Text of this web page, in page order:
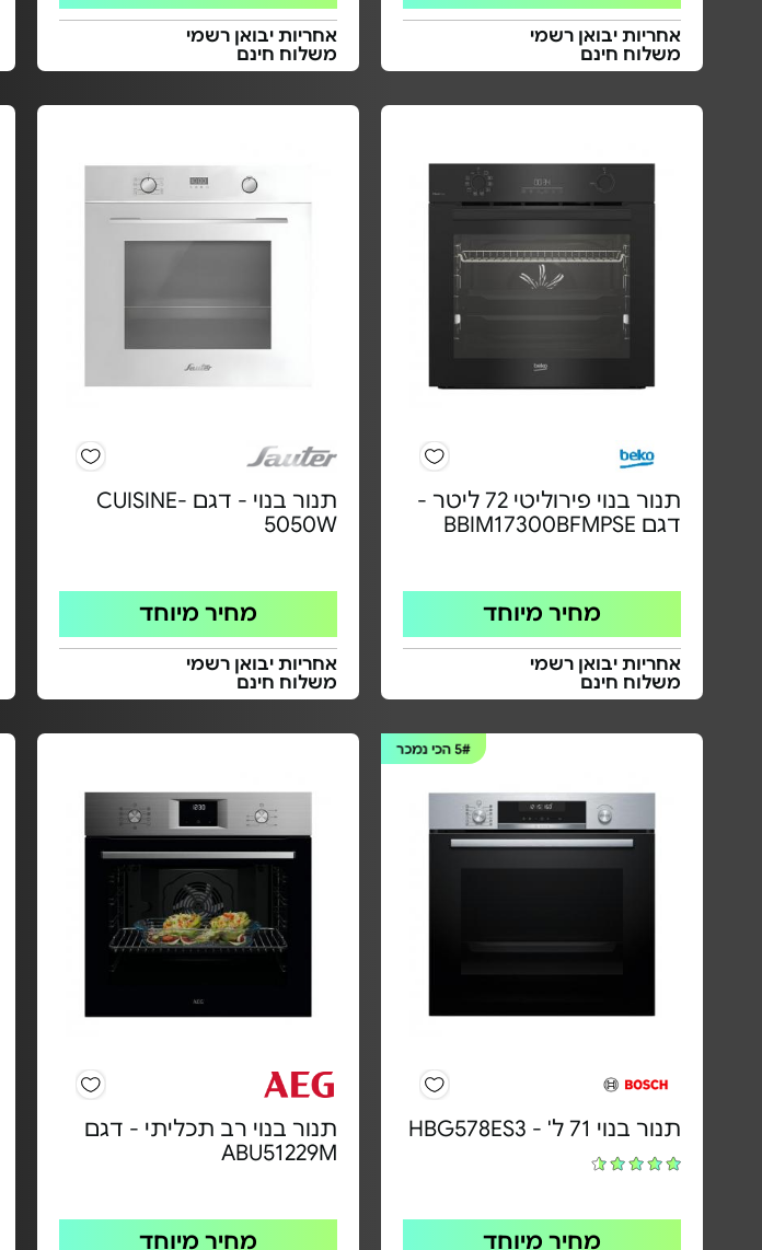
אחריות יבואן רשמי
משלוח חינם
אחריות יבואן רשמי
משלוח חינם
תנור בנוי פירוליטי 72 ליטר -
דגם BBIM17300BFMPSE
מחיר מיוחד
אחריות יבואן רשמי
משלוח חינם
תנור בנוי - דגם CUISINE-
5050W
מחיר מיוחד
אחריות יבואן רשמי
משלוח חינם
5#הכי נמכר
תנור בנוי 71 ל' - HBG578ES3
מחיר מיוחד
תנור בנוי רב תכליתי - דגם
ABU51229M
מחיר מיוחד